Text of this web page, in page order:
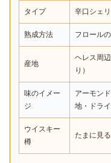
タイプ 辛口シェ
熟成方法 フロール
産地
ヘレス周
り）
味のイメー
ジ
アーモン
地・ドライ
ウイスキー
樽
たまに見る